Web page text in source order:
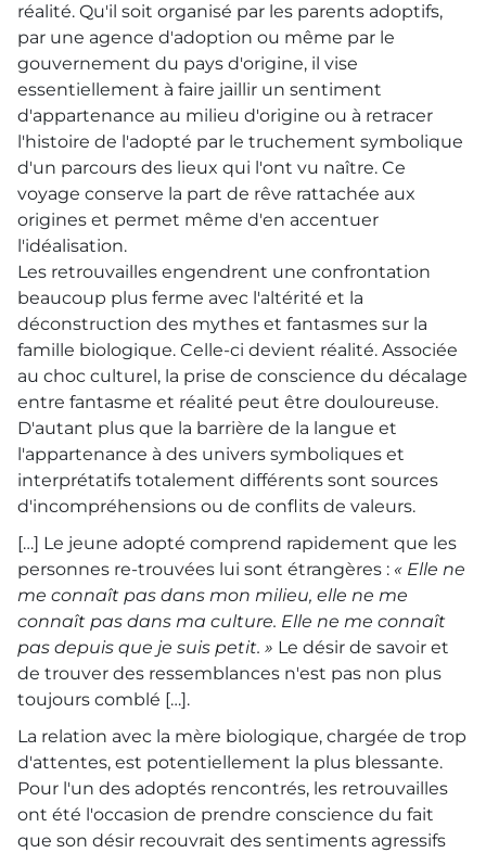
réalité. Qu'il soit organisé par les parents adoptifs,
par une agence d'adoption ou même par le
gouvernement du pays d'origine, il vise
essentiellement à faire jaillir un sentiment
d'appartenance au milieu d'origine ou à retracer
l'histoire de l'adopté par le truchement symbolique
d'un parcours des lieux qui l'ont vu naître. Ce
voyage conserve la part de rêve rattachée aux
origines et permet même d'en accentuer
l'idéalisation.
Les retrouvailles engendrent une confrontation
beaucoup plus ferme avec l'altérité et la
déconstruction des mythes et fantasmes sur la
famille biologique. Celle-ci devient réalité. Associée
au choc culturel, la prise de conscience du décalage
entre fantasme et réalité peut être douloureuse.
D'autant plus que la barrière de la langue et
l'appartenance à des univers symboliques et
interprétatifs totalement différents sont sources
d'incompréhensions ou de conflits de valeurs.
[…] Le jeune adopté comprend rapidement que les
personnes re-trouvées lui sont étrangères : « Elle ne
me connaît pas dans mon milieu, elle ne me
connaît pas dans ma culture. Elle ne me connaît
pas depuis que je suis petit. » Le désir de savoir et
de trouver des ressemblances n'est pas non plus
toujours comblé […].
La relation avec la mère biologique, chargée de trop
d'attentes, est potentiellement la plus blessante.
Pour l'un des adoptés rencontrés, les retrouvailles
ont été l'occasion de prendre conscience du fait
que son désir recouvrait des sentiments agressifs